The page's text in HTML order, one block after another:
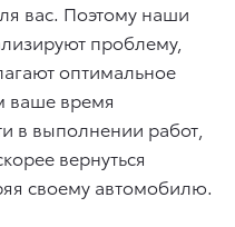
вас. Поэтому наши
проблему,
оптимальное
ваше время
в выполнении работ,
вернуться
своему автомобилю.